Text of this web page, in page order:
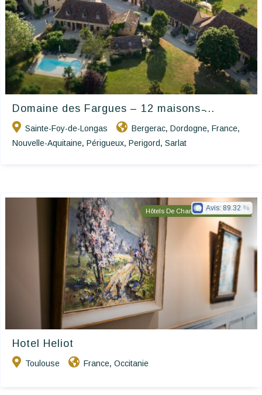
Domaine des Fargues – 12 maisons ̵...
Sainte-Foy-de-Longas Bergerac, Dordogne, France,
Nouvelle-Aquitaine, Périgueux, Perigord , Sarlat
Hôtels De Charme & De Caractère
Hotel Heliot
Toulouse France, Occitanie
Avis: 89.32